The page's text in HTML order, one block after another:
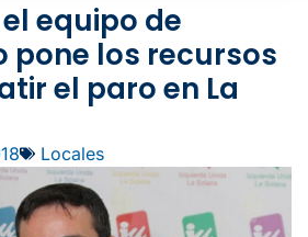
equipo de
pone los recursos
el paro en La
Locales